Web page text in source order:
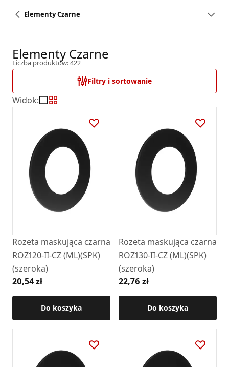
Elementy Czarne
Elementy Czarne
Liczba produktów: 422
Filtry i sortowanie
Widok:
Rozeta maskująca czarna
ROZ120-II-CZ (ML)(SPK)
(szeroka)
20,54 zł
Do koszyka
Rozeta maskująca czarna
ROZ130-II-CZ (ML)(SPK)
(szeroka)
22,76 zł
Do koszyka